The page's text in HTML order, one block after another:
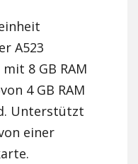
A523
8 GB RAM
4 GB RAM
Unterstützt
einer